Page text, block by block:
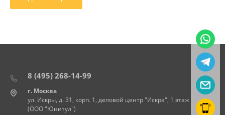
8 (495) 268-14-99
г. Москва
ул. Искры, д. 31, корп. 1, деловой центр "Искра", 1 этаж
(ООО "Юнитул")